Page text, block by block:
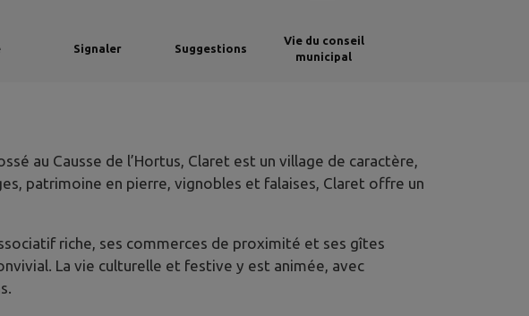
Signaler Suggestions
Vie du conseil
municipal
au Causse de l’Hortus, Claret est un village de caractère,
patrimoine en pierre, vignobles et falaises, Claret offre un
riche, ses commerces de proximité et ses gîtes
La vie culturelle et festive y est animée, avec